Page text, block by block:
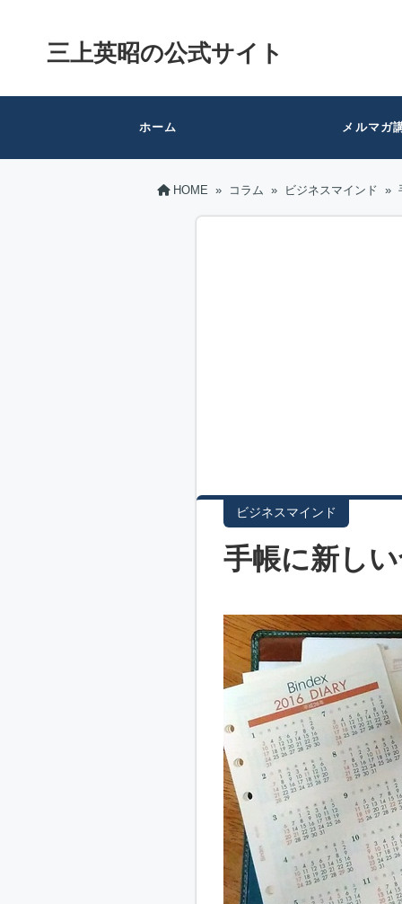
三上英昭の公式サイト
ホーム メルマガ
HOME » コラム » ビジネスマインド »
ビジネスマインド
手帳に新し